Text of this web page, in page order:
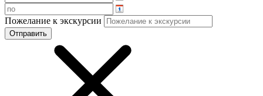
Пожелание к экскурсии